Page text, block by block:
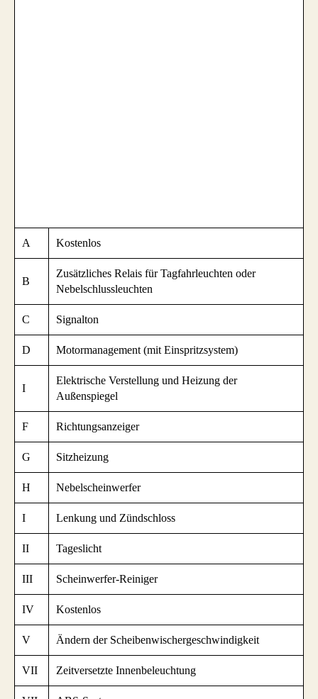
A Kostenlos
B
Zusätzliches Relais für Tagfahrleuchten oder
Nebelschlussleuchten
C Signalton
D Motormanagement (mit Einspritzsystem)
I
Elektrische Verstellung und Heizung der
Außenspiegel
F Richtungsanzeiger
G Sitzheizung
H Nebelscheinwerfer
I Lenkung und Zündschloss
II Tageslicht
III Scheinwerfer-Reiniger
IV Kostenlos
V Ändern der Scheibenwischergeschwindigkeit
VII Zeitversetzte Innenbeleuchtung